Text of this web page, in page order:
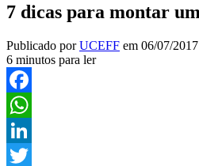
7 dicas para montar
Publicado porUCEFF em 06/07/2017
6 minutos para ler
Facebook
WhatsApp
LinkedIn